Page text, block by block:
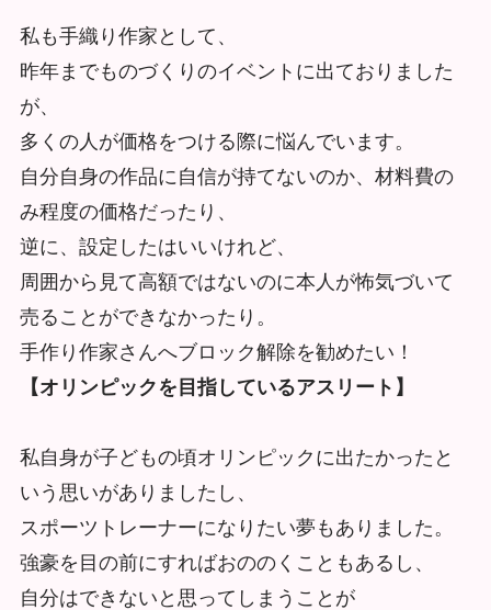
私も手織り作家として、
昨年までものづくりのイベントに出ておりました
が、
多くの人が価格をつける際に悩んでいます。
自分自身の作品に自信が持てないのか、材料費の
み程度の価格だったり、
逆に、設定したはいいけれど、
周囲から見て高額ではないのに本人が怖気づいて
売ることができなかったり。
手作り作家さんへブロック解除を勧めたい！
【オリンピックを目指しているアスリート】
私自身が子どもの頃オリンピックに出たかったと
いう思いがありま したし、
スポーツトレーナーになりたい夢もありました。
強豪を目の前にすればおののくこともあるし、
自分はできないと思ってしまうことが